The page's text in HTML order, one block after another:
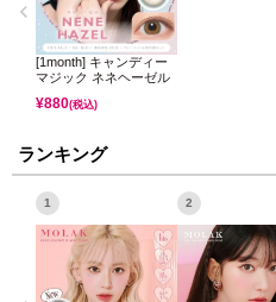
[1month] キャンディー
マジック ネネヘーゼル
¥880(税込)
ランキング
1 2